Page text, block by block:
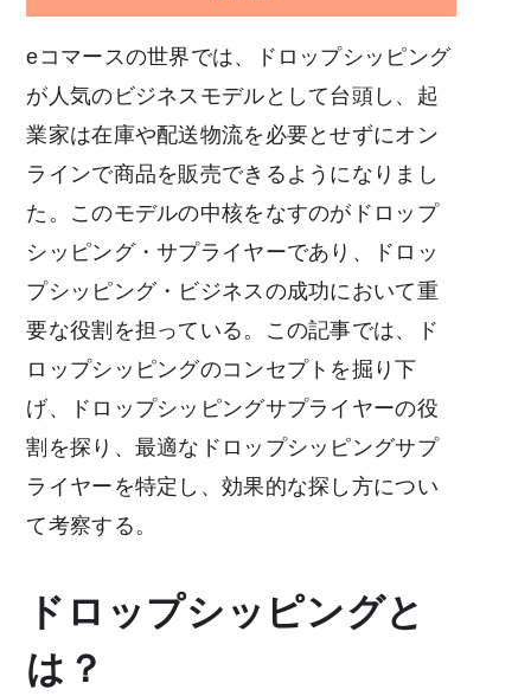
eコマースの世界では、ドロップシッピング
が人気のビジネスモデルとして台頭し、起
業家は在庫や配送物流を必要とせずにオン
ラインで商品を販売できるようになりまし
た。このモデルの中核をなすのがドロップ
シッピング・サプライヤーであり、ドロッ
プシッピング・ビジネスの成功において重
要な役割を担っている。この記事では、ド
ロップシッピングのコンセプトを掘り下
げ、ドロップシッピングサプライヤーの役
割を探り、最適なドロップシッピングサプ
ライヤーを特定し、効果的な探し方につい
て考察する。
ドロップシッピングと
は？